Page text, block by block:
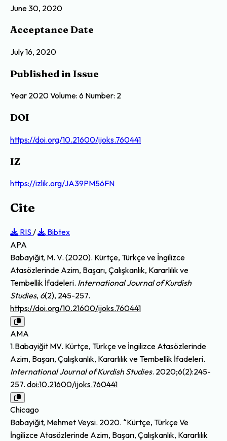
June 30, 2020
Acceptance Date
July 16, 2020
Published in Issue
Year 2020 Volume: 6 Number: 2
DOI
https://doi.org/10.21600/ijoks.760441
IZ
https://izlik.org/JA39PM56FN
Cite
RIS /
Bibtex
APA
Babayiğit, M. V. (2020). Kürtçe, Türkçe ve İngilizce
Atasözlerinde Azim, Başarı, Çalışkanlık, Kararlılık ve
Tembellik İfadeleri. International Journal of Kurdish
Studies, 6(2), 245-257.
https://doi.org/10.21600/ijoks.760441
AMA
1.Babayiğit MV. Kürtçe, Türkçe ve İngilizce Atasözlerinde
Azim, Başarı, Çalışkanlık, Kararlılık ve Tembellik İfadeleri.
International Journal of Kurdish Studies. 2020;6(2):245-
257. doi:10.21600/ijoks.760441
Chicago
Babayiğit, Mehmet Veysi. 2020. “Kürtçe, Türkçe Ve
İngilizce Atasözlerinde Azim, Başarı, Çalışkanlık, Kararlılık